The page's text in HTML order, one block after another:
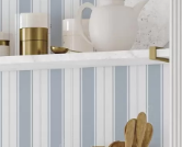
Vinil Premium